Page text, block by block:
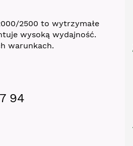
2500 to wytrzymałe
wysoką wydajność.
warunkach.
94